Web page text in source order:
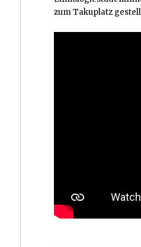
zum Takuplatz